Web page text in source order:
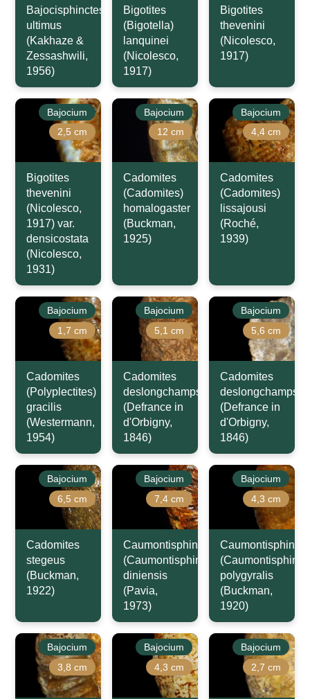
Bajocisphinctes
ultimus
(Kakhaze &
Zessashwili,
1956)
Bigotites
(Bigotella)
lanquinei
(Nicolesco,
1917)
Bigotites
thevenini
(Nicolesco,
1917)
Bajocium
2,5 cm
Bigotites
thevenini
(Nicolesco,
1917) var.
densicostata
(Nicolesco,
1931)
Bajocium
12 cm
Cadomites
(Cadomites)
homalogaster
(Buckman,
1925)
Bajocium
4,4 cm
Cadomites
(Cadomites)
lissajousi
(Roché,
1939)
Bajocium
1,7 cm
Cadomites
(Polyplectites)
gracilis
(Westermann,
1954)
Bajocium
5,1 cm
Cadomites
deslongchampsi
(Defrance in
d'Orbigny,
1846)
Bajocium
5,6 cm
Cadomites
deslongchampsi
(Defrance in
d'Orbigny,
1846)
Bajocium
6,5 cm
Cadomites
stegeus
(Buckman,
1922)
Bajocium
7,4 cm
Caumontisphinctes
(Caumontisphinctes)
diniensis
(Pavia,
1973)
Bajocium
4,3 cm
polygyralis
(Buckman,
1920)
Bajocium
3,8 cm
Bajocium
4,3 cm
Bajocium
2,7 cm